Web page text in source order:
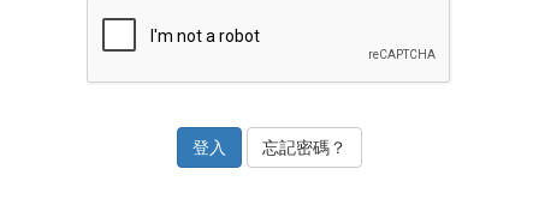
忘記密碼？